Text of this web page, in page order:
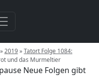
»2019»Tatort Folge 1084:
und das Murmeltier
Neue Folgen gibt